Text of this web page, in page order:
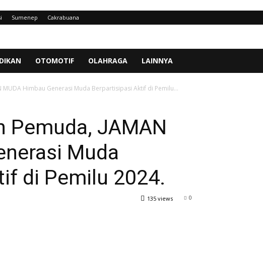
Sumenep Cakrabuana
OTOMOTIF OLAHRAGA LAINNYA
MUDA Himbau Generasi Muda Berpartisipasi Aktif di Pemilu...
Pemuda, JAMAN
Muda
di Pemilu 2024.
0
135 views